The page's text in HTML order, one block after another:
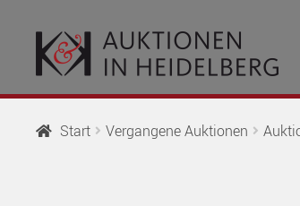
Navigation
springen
zum
Inhalt
Start Vergangene Auktionen